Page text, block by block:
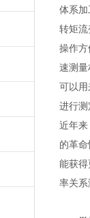
体系加
转矩
操作
速测量
可以
进行测
近年
的革
能获
率关系